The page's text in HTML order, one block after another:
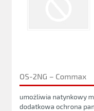
OS-2NG – Commax
umożliwia natynkowy
dodatkowa ochrona